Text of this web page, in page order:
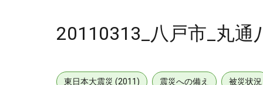
20110313_八戸市_丸通
東日本大震災 (2011) 震災への備え 被災状況